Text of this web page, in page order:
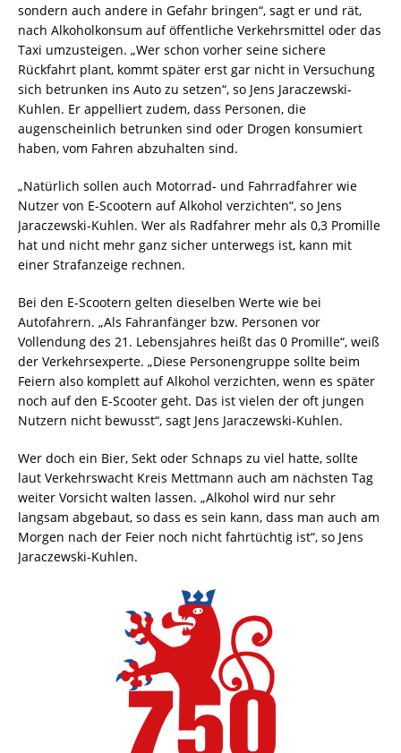
sondern auch andere in Gefahr bringen“, sagt er und rät,
nach Alkoholkonsum auf öffentliche Verkehrsmittel oder das
Taxi umzusteigen. „Wer schon vorher seine sichere
Rückfahrt plant, kommt später erst gar nicht in Versuchung
sich betrunken ins Auto zu setzen“, so Jens Jaraczewski-
Kuhlen. Er appelliert zudem, dass Personen, die
augenscheinlich betrunken sind oder Drogen konsumiert
haben, vom Fahren abzuhalten sind.
„Natürlich sollen auch Motorrad- und Fahrradfahrer wie
Nutzer von E-Scootern auf Alkohol verzichten“, so Jens
Jaraczewski-Kuhlen. Wer als Radfahrer mehr als 0,3 Promille
hat und nicht mehr ganz sicher unterwegs ist, kann mit
einer Strafanzeige rechnen.
Bei den E-Scootern gelten dieselben Werte wie bei
Autofahrern. „Als Fahranfänger bzw. Personen vor
Vollendung des 21. Lebensjahres heißt das 0 Promille“, weiß
der Verkehrsexperte. „Diese Personengruppe sollte beim
Feiern also komplett auf Alkohol verzichten, wenn es später
noch auf den E-Scooter geht. Das ist vielen der oft jungen
Nutzern nicht bewusst“, sagt Jens Jaraczewski-Kuhlen.
Wer doch ein Bier, Sekt oder Schnaps zu viel hatte, sollte
laut Verkehrswacht Kreis Mettmann auch am nächsten Tag
weiter Vorsicht walten lassen. „Alkohol wird nur sehr
langsam abgebaut, so dass es sein kann, dass man auch am
Morgen nach der Feier noch nicht fahrtüchtig ist“, so Jens
Jaraczewski-Kuhlen.